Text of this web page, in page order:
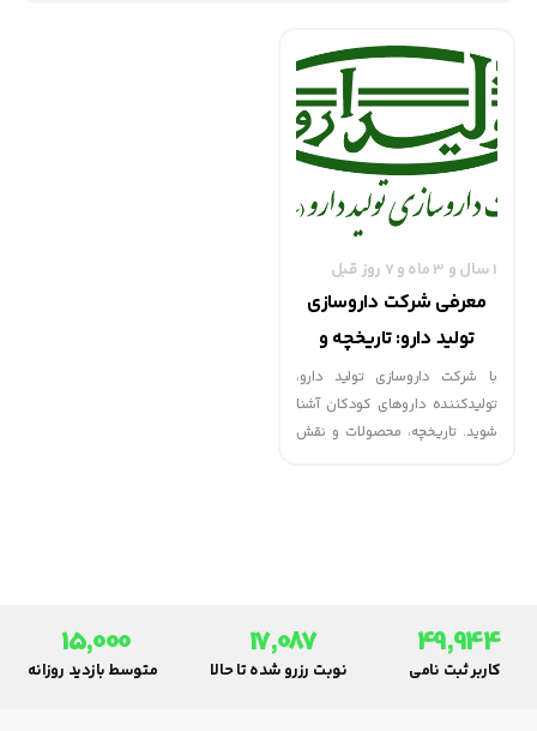
1 سال و 3 ماه و 7 روز قبل
معرفی شرکت داروسازی
تولید دارو: تاریخچه و
معرفی
با شرکت داروسازی تولید دارو،
تولیدکننده داروهای کودکان آشنا
شوید. تاریخچه، محصولات و نقش
49,944
کاربر ثبت نامی
17,087
نوبت رزرو شده تا حالا
15,000
متوسط بازدید روزانه